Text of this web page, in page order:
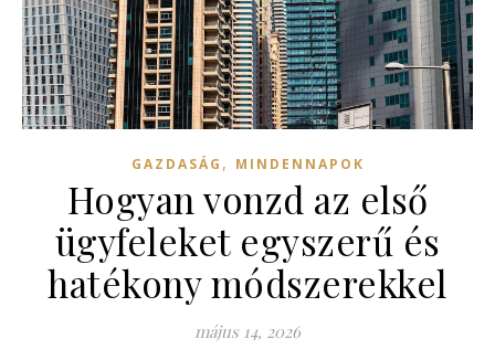
GAZDASÁG , MINDENNAPOK
Hogyan vonzd az első
ügyfeleket egyszerű és
hatékony módszerekkel
május 14, 2026